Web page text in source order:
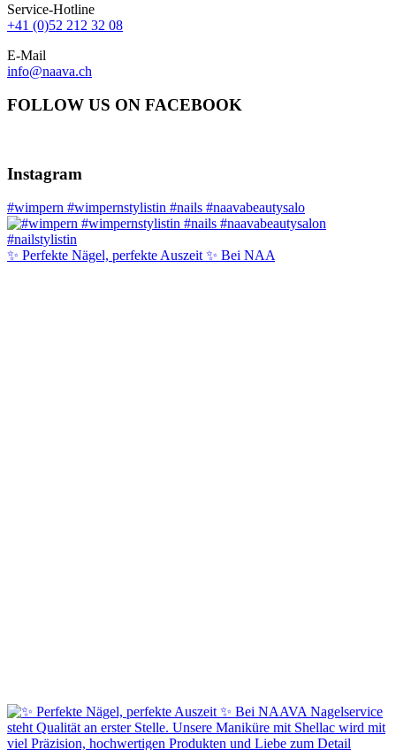
Service-Hotline
+41 (0)52 212 32 08
E-Mail
info@naava.ch
FOLLOW US ON FACEBOOK
Instagram
#wimpern #wimpernstylistin #nails #naavabeautysalo
✨ Perfekte Nägel, perfekte Auszeit ✨ Bei NAA